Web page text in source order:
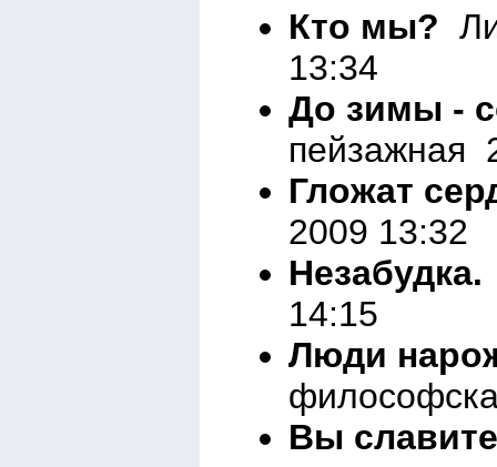
Кто мы?
13:34
До зимы -
пейзажная
Гложат
2009 13:32
Незабудка.
14:15
Люди
Вы